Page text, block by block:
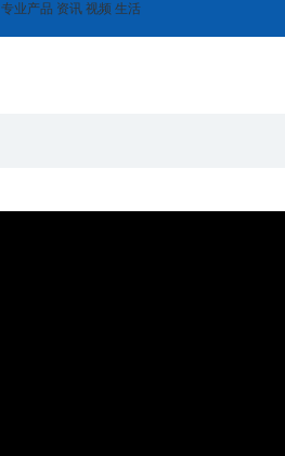
专业产品 资讯 视频 生活